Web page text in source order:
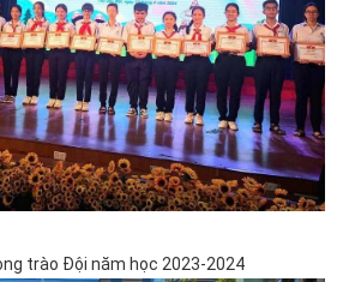
trào Đội năm học 2023-2024